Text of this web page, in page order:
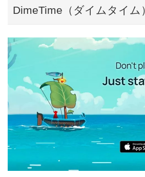
DimeTime（ダイムタイム